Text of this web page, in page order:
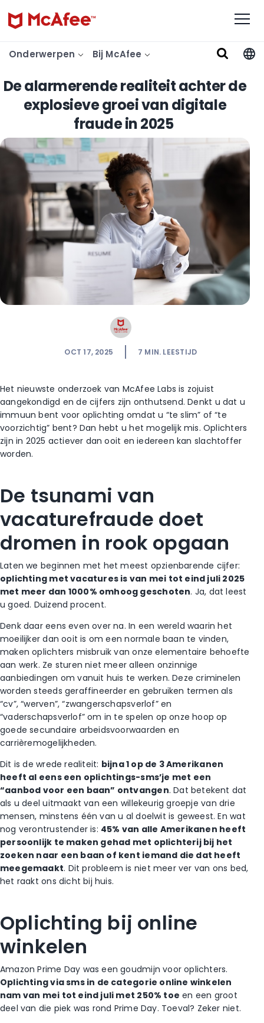
Onderwerpen Bij McAfee
De alarmerende realiteit achter de
explosieve groei van digitale
fraude in 2025
OCT 17, 2025 7 MIN. LEESTIJD
Het nieuwste onderzoek van McAfee Labs is zojuist
aangekondigd en de cijfers zijn onthutsend. Denkt u dat u
immuun bent voor oplichting omdat u “te slim” of “te
voorzichtig” bent? Dan hebt u het mogelijk mis. Oplichters
zijn in 2025 actiever dan ooit en iedereen kan slachtoffer
worden.
De tsunami van
vacaturefraude doet
dromen in rook opgaan
Laten we beginnen met het meest opzienbarende cijfer:
oplichting met vacatures is van mei tot eind juli 2025
met meer dan 1000% omhoog geschoten. Ja, dat leest
u goed. Duizend procent.
Denk daar eens even over na. In een wereld waarin het
moeilijker dan ooit is om een normale baan te vinden,
maken oplichters misbruik van onze elementaire behoefte
aan werk. Ze sturen niet meer alleen onzinnige
aanbiedingen om vanuit huis te werken. Deze criminelen
worden steeds geraffineerder en gebruiken termen als
“cv”, “werven”, “zwangerschapsverlof” en
“vaderschapsverlof” om in te spelen op onze hoop op
goede secundaire arbeidsvoorwaarden en
carrièremogelijkheden.
Dit is de wrede realiteit: bijna 1 op de 3 Amerikanen
heeft al eens een oplichtings-sms’je met een
“aanbod voor een baan” ontvangen. Dat betekent dat
als u deel uitmaakt van een willekeurig groepje van drie
mensen, minstens één van u al doelwit is geweest. En wat
nog verontrustender is: 45% van alle Amerikanen heeft
persoonlijk te maken gehad met oplichterij bij het
zoeken naar een baan of kent iemand die dat heeft
meegemaakt. Dit probleem is niet meer ver van ons bed,
het raakt ons dicht bij huis.
Oplichting bij online
winkelen
Amazon Prime Day was een goudmijn voor oplichters.
Oplichting via sms in de categorie online winkelen
nam van mei tot eind juli met 250% toe en een groot
deel van die piek was rond Prime Day. Toeval? Zeker niet.